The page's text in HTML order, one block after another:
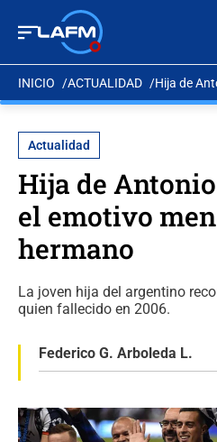
INICIO ACTUALIDAD Hija de
Actualidad
Hija de
el emotivo
hermano
La joven hija del argentino
quien fallecido en 2006.
Federico G. Arboleda L.